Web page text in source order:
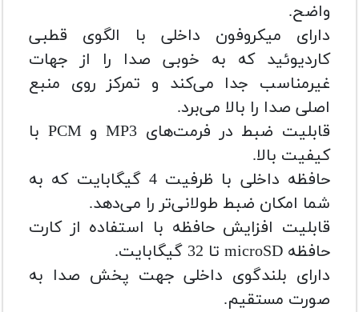
واضح.
دارای میکروفون داخلی با الگوی قطبی
کاردیوئید که به خوبی صدا را از جهات
غیرمناسب جدا می‌کند و تمرکز روی منبع
اصلی صدا را بالا می‌برد.
قابلیت ضبط در فرمت‌های MP3 و PCM با
کیفیت بالا.
حافظه داخلی با ظرفیت 4 گیگابایت که به
شما امکان ضبط طولانی‌تر را می‌دهد.
قابلیت افزایش حافظه با استفاده از کارت
حافظه microSD تا 32 گیگابایت.
دارای بلندگوی داخلی جهت پخش صدا به
صورت مستقیم.